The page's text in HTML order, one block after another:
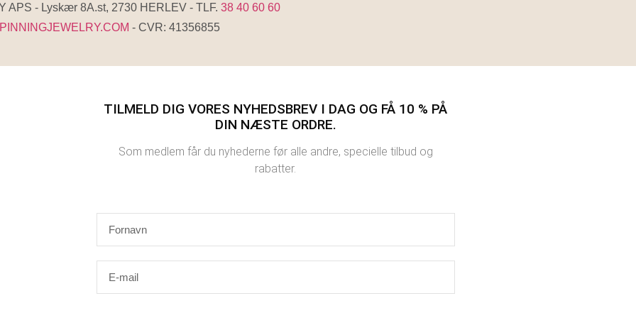
APS - Lyskær 8A.st, 2730 HERLEV - TLF. 38 40 60 60
- CVR: 41356855
TILMELD DIG VORES NYHEDSBREV I DAG OG FÅ 10 % PÅ
DIN NÆSTE ORDRE.
Som medlem får du nyhederne før alle andre, specielle tilbud og
rabatter.